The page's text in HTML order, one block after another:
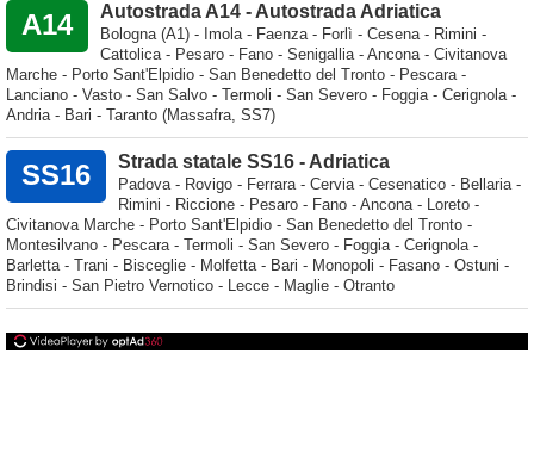
A14 Autostrada A14 - Autostrada Adriatica
Bologna (A1) - Imola - Faenza - Forlì - Cesena - Rimini -
Cattolica - Pesaro - Fano - Senigallia - Ancona - Civitanova
Marche - Porto Sant'Elpidio - San Benedetto del Tronto - Pescara -
Lanciano - Vasto - San Salvo - Termoli - San Severo - Foggia - Cerignola -
Andria - Bari - Taranto (Massafra, SS7)
SS16 Strada statale SS16 - Adriatica
Padova - Rovigo - Ferrara - Cervia - Cesenatico - Bellaria -
Rimini - Riccione - Pesaro - Fano - Ancona - Loreto -
Civitanova Marche - Porto Sant'Elpidio - San Benedetto del Tronto -
Montesilvano - Pescara - Termoli - San Severo - Foggia - Cerignola -
Barletta - Trani - Bisceglie - Molfetta - Bari - Monopoli - Fasano - Ostuni -
Brindisi - San Pietro Vernotico - Lecce - Maglie - Otranto